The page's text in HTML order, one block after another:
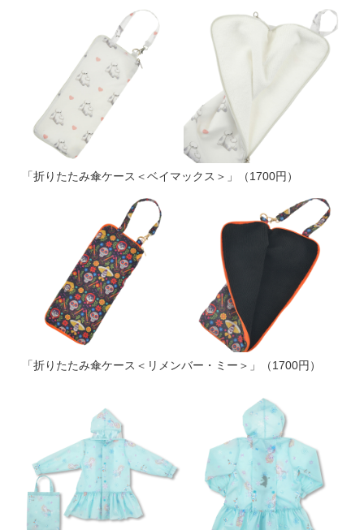
「折りたたみ傘ケース＜ベイマックス＞」（1700円）
「折りたたみ傘ケース＜リメンバー・ミー＞」（1700円）